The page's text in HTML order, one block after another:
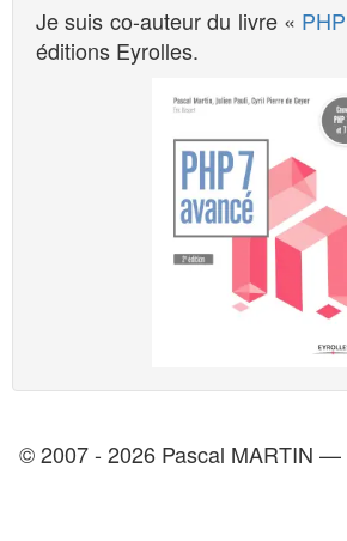
Je suis co-auteur du livre «
éditions Eyrolles.
© 2007 - 2026 Pascal MARTIN —